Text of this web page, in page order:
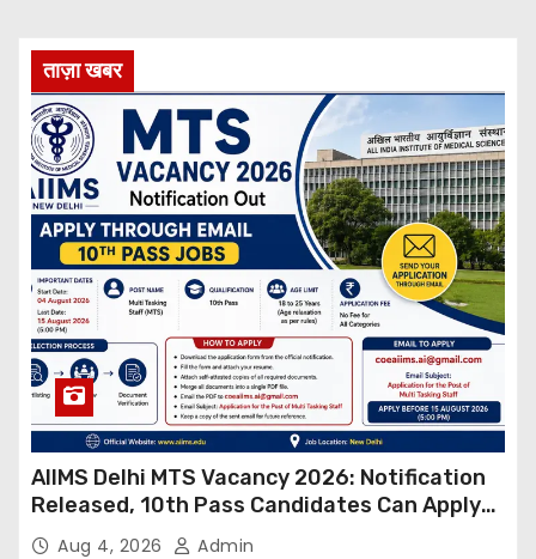
ताज़ा खबर
AIIMS Delhi MTS Vacancy 2026: Notification
Released, 10th Pass Candidates Can Apply
Through Email
Aug 4, 2026 Admin